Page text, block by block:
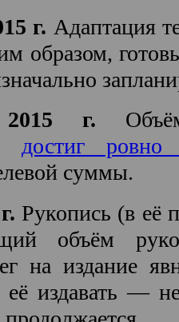
г. Адаптация
образом,
г.
достиг
суммы.
Рукопись (в её
объём
на издание
её издавать —